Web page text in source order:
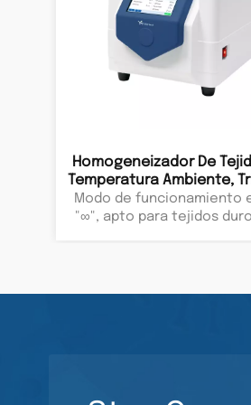
Homogeneizador De
Temperatura Ambiente,
De Muestras De
Instrumento De
Modo de funcionamiento
"∞", apto para tejidos